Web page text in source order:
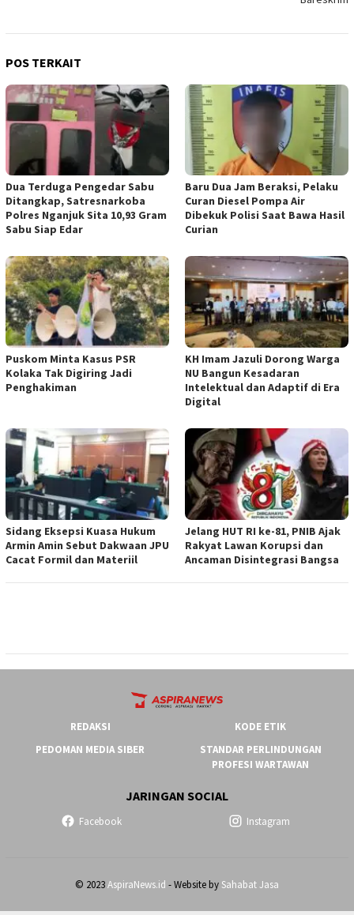
POS TERKAIT
Dua Terduga Pengedar Sabu
Ditangkap, Satresnarkoba
Polres Nganjuk Sita 10,93 Gram
Sabu Siap Edar
Baru Dua Jam Beraksi, Pelaku
Curan Diesel Pompa Air
Dibekuk Polisi Saat Bawa Hasil
Curian
‎Puskom Minta Kasus PSR
Kolaka Tak Digiring Jadi
Penghakiman
KH Imam Jazuli Dorong Warga
NU Bangun Kesadaran
Intelektual dan Adaptif di Era
Digital
‎Sidang Eksepsi Kuasa Hukum
Armin Amin Sebut Dakwaan JPU
Cacat Formil dan Materiil
Jelang HUT RI ke-81, PNIB Ajak
Rakyat Lawan Korupsi dan
Ancaman Disintegrasi Bangsa
REDAKSI
KODE ETIK
PEDOMAN MEDIA SIBER
STANDAR PERLINDUNGAN
PROFESI WARTAWAN
JARINGAN SOCIAL
Facebook Instagram
© 2023AspiraNews.id - Website by Sahabat Jasa